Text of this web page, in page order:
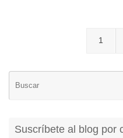
1
Suscríbete al blog por